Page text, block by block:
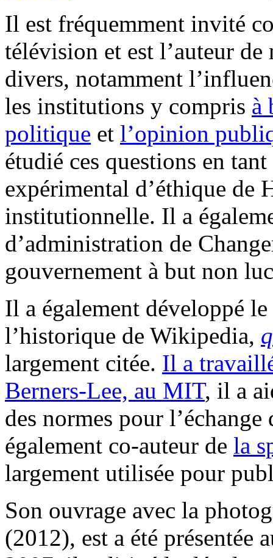
Il est fréquemment invité
télévision et est l’auteur
divers, notamment
les institutions y compris à
politique et l’opinion
étudié ces questions en
expérimental d’éthique de
institutionnelle. Il a
d’administration de
gouvernement à but non
Il a également développé
l’historique de Wikipedia,
largement citée. Il a
Berners-Lee, au MIT, il a
des normes pour
également co-auteur de la
largement utilisée pour
Son ouvrage avec la
(2012), est a été présentée